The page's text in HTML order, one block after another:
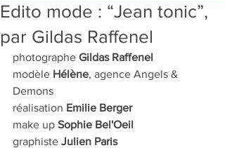
Edito mode : “Jean tonic”,
par Gildas Raffenel
photographe Gildas Raffenel
modèle Hélène, agence Angels &
Demons
réalisation Emilie Berger
make up Sophie Bel'Oeil
graphiste Julien Paris